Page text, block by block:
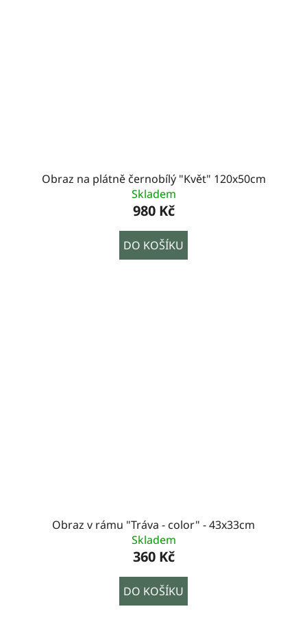
Obraz na plátně černobílý "Květ" 120x50cm
Skladem
980 Kč
DO KOŠÍKU
Obraz v rámu "Tráva - color" - 43x33cm
Skladem
360 Kč
DO KOŠÍKU